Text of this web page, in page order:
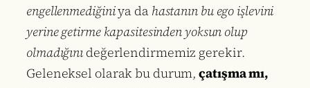
engellenmediğiniya da hastanın bu ego işlevini
yerine getirme kapasitesinden yoksun olup
olmadığını değerlendirmemiz gerekir.
Geleneksel olarak bu durum,çatışma mı,